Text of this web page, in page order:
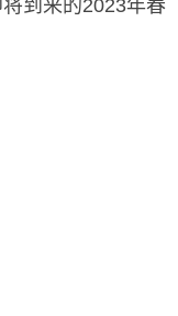
到来的2023年春